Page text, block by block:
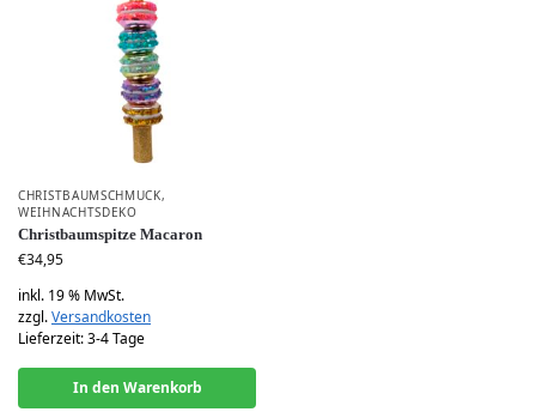
CHRISTBAUMSCHMUCK,
WEIHNACHTSDEKO
Christbaumspitze Macaron
€34,95
inkl. 19 % MwSt.
zzgl.Versandkosten
Lieferzeit:3-4 Tage
In den Warenkorb